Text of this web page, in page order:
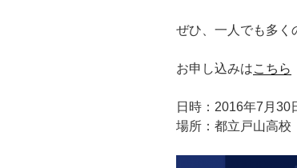
ぜひ、一人でも多く
お申し込みはこちら
日時：2016年7月30
場所：都立戸山高校